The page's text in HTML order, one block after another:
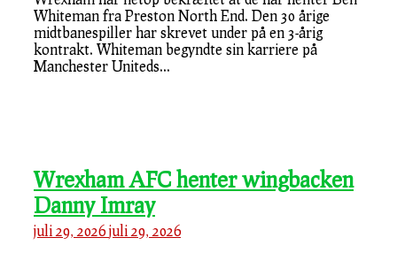
Whiteman fra Preston North End. Den 30 årige
midtbanespiller har skrevet under på en 3-årig
kontrakt. Whiteman begyndte sin karriere på
Manchester Uniteds...
Wrexham AFC henter wingbacken
Danny Imray
juli 29, 2026juli 29, 2026